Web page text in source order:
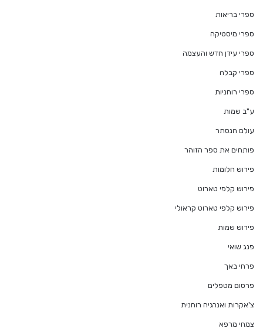
ספרי בריאות
ספרי מיסטיקה
ספרי עידן חדש והעצמה
ספרי קבלה
ספרי רוחניות
ע"ב שמות
עולם הנסתר
פותחים את ספר הזוהר
פירוש חלומות
פירוש קלפי טארוט
פירוש קלפי טארוט קראולי
פירוש שמות
פנג שואי
פרחי באך
פרסום מטפלים
צ'אקרות ואנרגיה רוחנית
צמחי מרפא